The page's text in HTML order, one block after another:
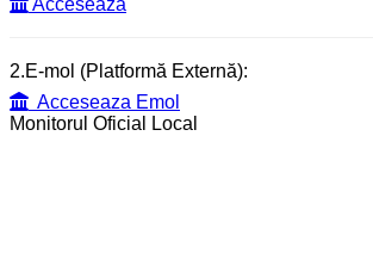
Acceseaza
2.E-mol (Platformă Externă):
Acceseaza Emol
Monitorul Oficial Local